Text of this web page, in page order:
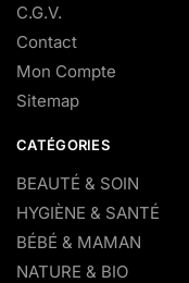
C.G.V.
Contact
Mon Compte
Sitemap
CATÉGORIES
BEAUTÉ & SOIN
HYGIÈNE & SANTÉ
BÉBÉ & MAMAN
NATURE & BIO